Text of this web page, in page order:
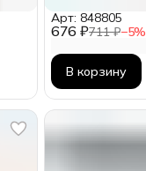
676 ₽711 ₽−5%
Арт: 848805
В корзину